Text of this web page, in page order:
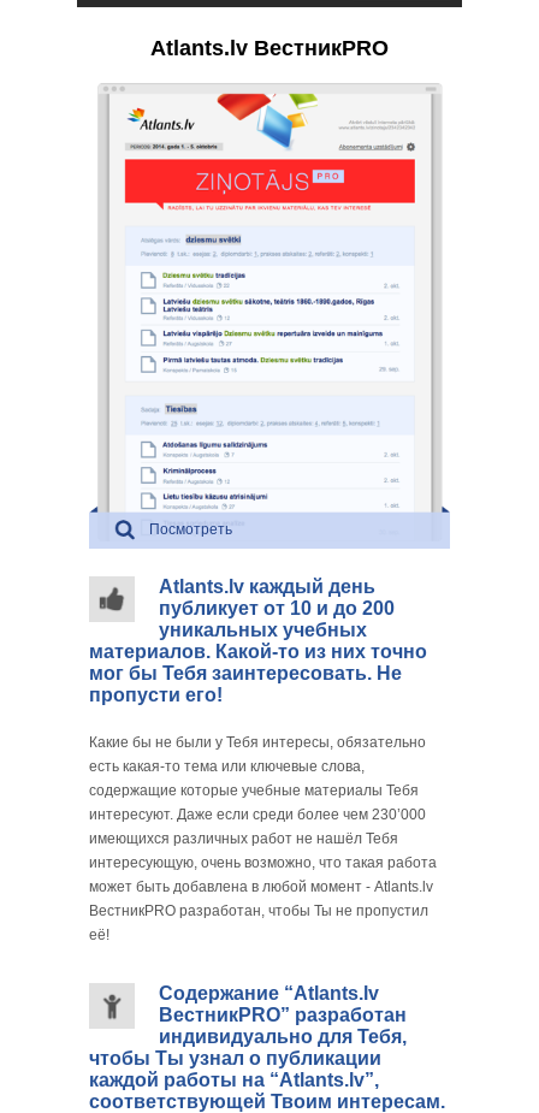
Atlants.lv ВестникPRO
Посмотреть
Atlants.lv каждый день
публикует от 10 и до 200
уникальных учебных
материалов. Какой-то из них точно
мог бы Тебя заинтересовать. Не
пропусти его!
Какие бы не были у Тебя интересы, обязательно
есть какая-то тема или ключевые слова,
содержащие которые учебные материалы Тебя
интересуют. Даже если среди более чем 230’000
имеющихся различных работ не нашёл Тебя
интересующую, очень возможно, что такая работа
может быть добавлена в любой момент - Atlants.lv
ВестникPRO разработан, чтобы Ты не пропустил
её!
Содержание “Atlants.lv
ВестникPRO” разработан
индивидуально для Тебя,
чтобы Ты узнал о публикации
каждой работы на “Atlants.lv”,
соответствующей Твоим интересам.